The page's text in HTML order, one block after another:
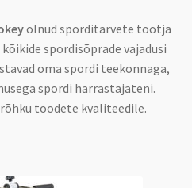
olnud sporditarvete tootja
spordisõprade vajadusi
oma spordi teekonnaga,
spordi harrastajateni.
toodete kvaliteedile.